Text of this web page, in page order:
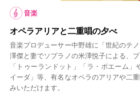
音楽
オペラアリアと二重唱の夕べ
音楽プロデューサー中野雄に「世紀のテ
澤傑と妻でソプラノの米澤悦子による、
「トゥーランドット」「ラ・ボエーム
イーダ」等、有名なオペラのアリアや二
みいただけます。